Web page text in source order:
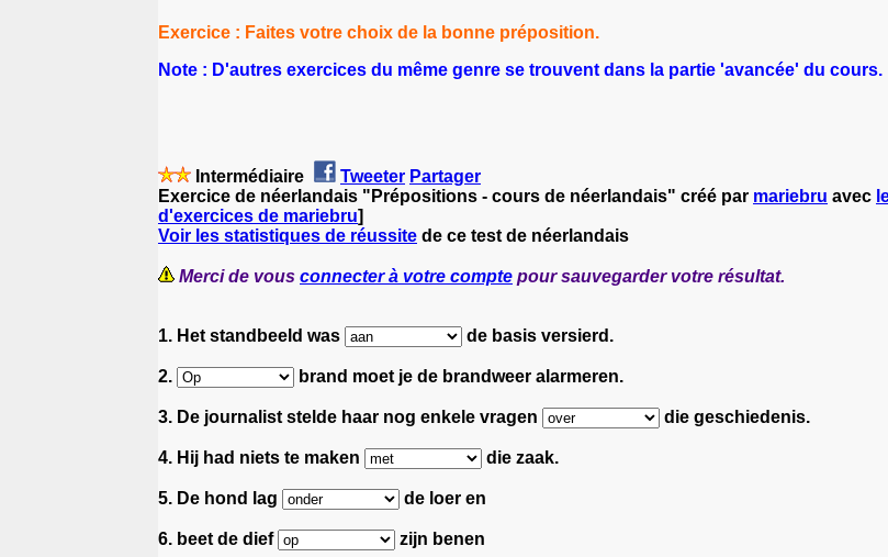
Exercice : Faites votre choix de la bonne préposition.
Note : D'autres exercices du même genre se trouvent dans la partie 'avancée' du cours.
Intermédiaire Tweeter Partager
Exercice de néerlandais "Prépositions - cours de néerlandais" créé par mariebru avec
d'exercices de mariebru]
Voir les statistiques de réussite de ce test de néerlandais
Merci de vous connecter à votre compte pour sauvegarder votre résultat.
1. Het standbeeld was de basis versierd.
2. brand moet je de brandweer alarmeren.
3. De journalist stelde haar nog enkele vragen die geschiedenis.
4. Hij had niets te maken die zaak.
5. De hond lag de loer en
6. beet de dief zijn benen